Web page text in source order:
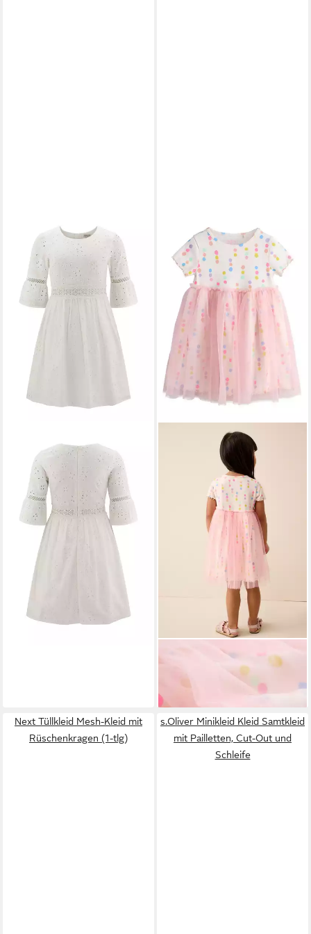
ab 31,99 €
UVP 59,99 €
-47%
Tüllkleid Kleid mit
Netzrock (1-tlg)
Next Tüllkleid Mesh-Kleid mit
Rüschenkragen (1-tlg)
s.Oliver Minikleid Kleid Samtkleid
mit Pailletten, Cut-Out und
Schleife